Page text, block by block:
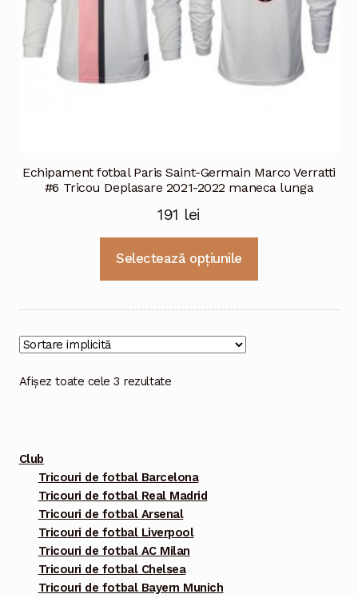
produsului.
Echipament fotbal Paris Saint-Germain Marco Verratti
#6 Tricou Deplasare 2021-2022 maneca lunga
191 lei
Selectează opțiunile
mai
Afișez toate cele 3 rezultate
Club
Tricouri de fotbal Barcelona
Tricouri de fotbal Real Madrid
Tricouri de fotbal Arsenal
Tricouri de fotbal Liverpool
Tricouri de fotbal AC Milan
Tricouri de fotbal Chelsea
Tricouri de fotbal Bayern Munich